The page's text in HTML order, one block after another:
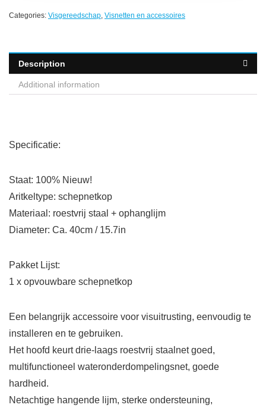
Categories: Visgereedschap, Visnetten en accessoires
Description
Additional information
Specificatie:
Staat: 100% Nieuw!
Aritkeltype: schepnetkop
Materiaal: roestvrij staal + ophanglijm
Diameter: Ca. 40cm / 15.7in
Pakket Lijst:
1 x opvouwbare schepnetkop
Een belangrijk accessoire voor visuitrusting, eenvoudig te
installeren en te gebruiken.
Het hoofd keurt drie-laags roestvrij staalnet goed,
multifunctioneel wateronderdompelingsnet, goede
hardheid.
Netachtige hangende lijm, sterke ondersteuning,